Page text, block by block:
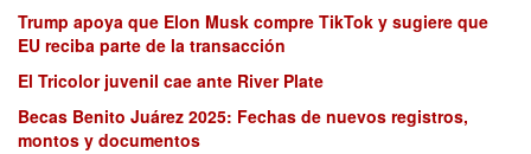
Trump apoya que Elon Musk compre TikTok y sugiere que
EU reciba parte de la transacción
El Tricolor juvenil cae ante River Plate
Becas Benito Juárez 2025: Fechas de nuevos registros,
montos y documentos